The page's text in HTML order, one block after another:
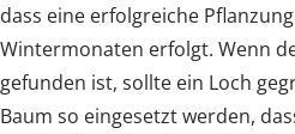
dass eine erfolgreiche
Wintermonaten erfolgt. Wenn
gefunden ist, sollte ein Loch
Baum so eingesetzt werden,